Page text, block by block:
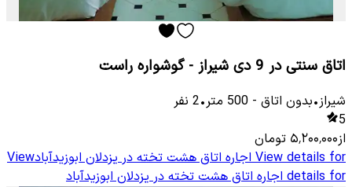
اتاق سنتی در 9 دی شیراز - گوشواره راست
شیراز•بدون اتاق -
500 متر•
2 نفر
5
از۵٬۲۰۰٬۰۰۰ تومان
View details for اجاره اتاق هشت تخته در یزدلان ابوزیدآبادView
details for اجاره اتاق هشت تخته در یزدلان ابوزیدآباد